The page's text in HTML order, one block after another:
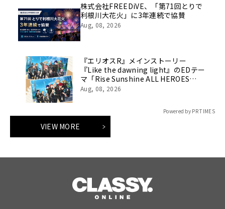
株式会社FREEDiVE、「第71回とりで
利根川大花火」に3年連続で協賛
Aug, 08, 2026
『エリオスR』メインストーリー
『Like the dawning light』のEDテー
マ「Rise Sunshine ALL HEROES
Ver.」がフルサイズ配信決定！
Aug, 08, 2026
Powered by PR TIMES
VIEW MORE